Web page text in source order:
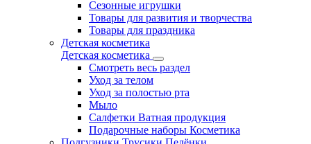
Сезонные игрушки
Товары для развития и творчества
Товары для праздника
Детская косметика
Детская косметика
Смотреть весь раздел
Уход за телом
Уход за полостью рта
Мыло
Салфетки Ватная продукция
Подарочные наборы Косметика